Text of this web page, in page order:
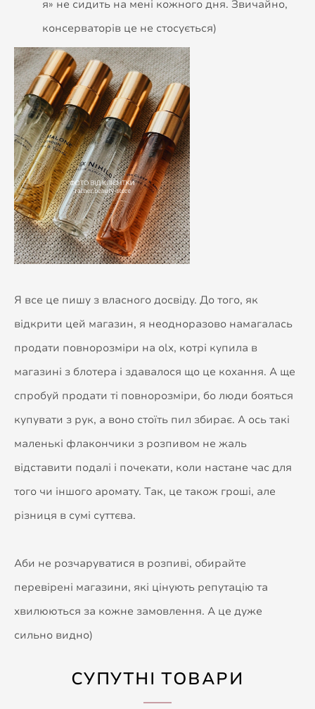
я» не сидить на мені кожного дня. Звичайно,
консерваторів це не стосується)
Я все це пишу з власного досвіду. До того, як
відкрити цей магазин, я неодноразово намагалась
продати повнорозміри на olx, котрі купила в
магазині з блотера і здавалося що це кохання. А ще
спробуй продати ті повнорозміри, бо люди бояться
купувати з рук, а воно стоїть пил збирає. А ось такі
маленькі флакончики з розпивом не жаль
відставити подалі і почекати, коли настане час для
того чи іншого аромату. Так, це також гроші, але
різниця в сумі суттєва.
Аби не розчаруватися в розпиві, обирайте
перевірені магазини, які цінують репутацію та
хвилюються за кожне замовлення. А це дуже
сильно видно)
СУПУТНІ ТОВАРИ